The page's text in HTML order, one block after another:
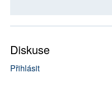
Diskuse
Přihlásit